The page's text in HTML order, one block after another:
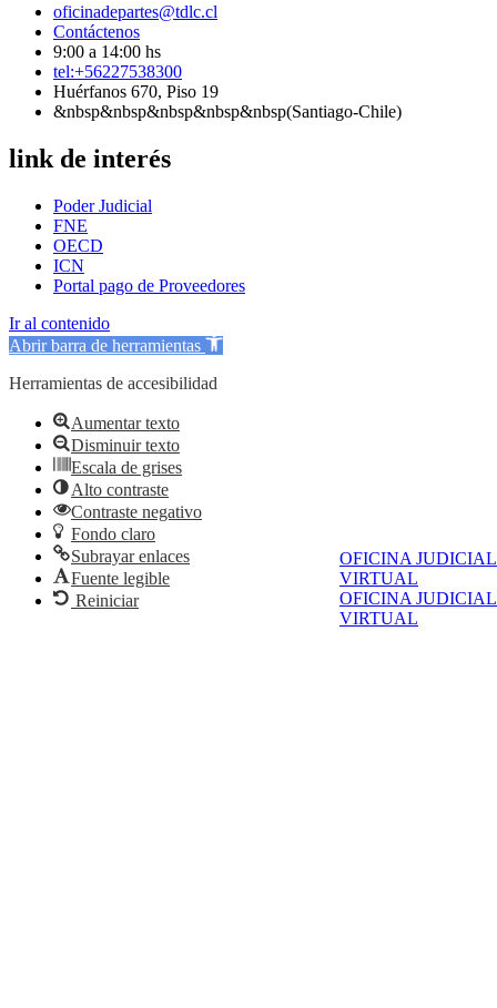
OFICINA JUDICIAL
VIRTUAL
OFICINA JUDICIAL
VIRTUAL
oficinadepartes@tdlc.cl
Contáctenos
9:00 a 14:00 hs
tel:+56227538300
Huérfanos 670, Piso 19
&nbsp&nbsp&nbsp&nbsp&nbsp(Santiago-Chile)
link de interés
Poder Judicial
FNE
OECD
ICN
Portal pago de Proveedores
Ir al contenido
Abrir barra de herramientas
Herramientas de accesibilidad
Aumentar texto
Disminuir texto
Escala de grises
Alto contraste
Contraste negativo
Fondo claro
Subrayar enlaces
Fuente legible
Reiniciar